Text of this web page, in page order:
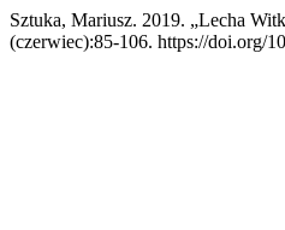
Sztuka, Mariusz. 2019. „Lecha
(czerwiec):85-106. https://doi.org/